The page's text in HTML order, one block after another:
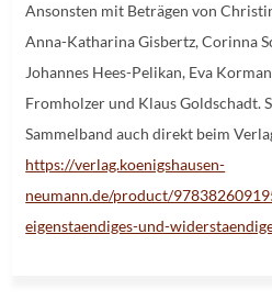
Ansonsten mit Beträgen von
Anna-Katharina Gisbertz, Corinna
Johannes Hees-Pelikan, Eva
Fromholzer und Klaus Goldschadt.
Sammelband auch direkt beim
https://verlag.koenigshausen-
neumann.de/product/
eigenstaendiges-und-